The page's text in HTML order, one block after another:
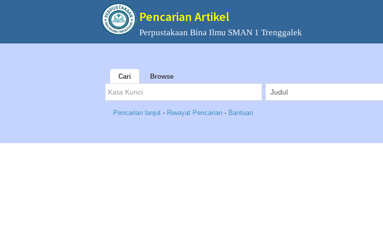
Pencarian Artikel
Perpustakaan Bina Ilmu SMAN 1 Trenggalek
Cari Browse
Pencarian lanjut - Riwayat Pencarian - Bantuan